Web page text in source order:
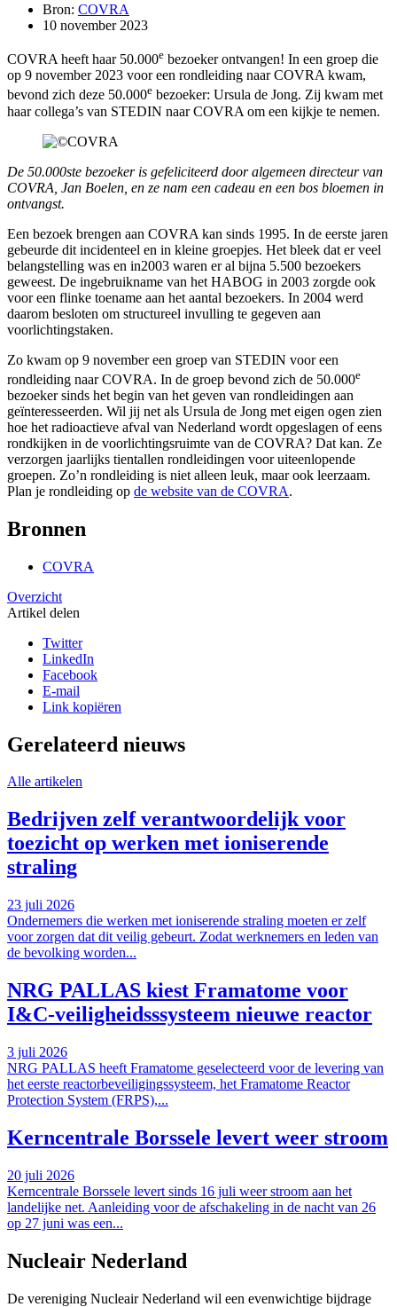
Bron: COVRA
10 november 2023
COVRA heeft haar 50.000e bezoeker ontvangen! In een groep die
op 9 november 2023 voor een rondleiding naar COVRA kwam,
bevond zich deze 50.000e bezoeker: Ursula de Jong. Zij kwam met
haar collega’s van STEDIN naar COVRA om een kijkje te nemen.
De 50.000ste bezoeker is gefeliciteerd door algemeen directeur van
COVRA, Jan Boelen, en ze nam een cadeau en een bos bloemen in
ontvangst.
Een bezoek brengen aan COVRA kan sinds 1995. In de eerste jaren
gebeurde dit incidenteel en in kleine groepjes. Het bleek dat er veel
belangstelling was en in2003 waren er al bijna 5.500 bezoekers
geweest. De ingebruikname van het HABOG in 2003 zorgde ook
voor een flinke toename aan het aantal bezoekers. In 2004 werd
daarom besloten om structureel invulling te gegeven aan
voorlichtingstaken.
Zo kwam op 9 november een groep van STEDIN voor een
rondleiding naar COVRA. In de groep bevond zich de 50.000e
bezoeker sinds het begin van het geven van rondleidingen aan
geïnteresseerden. Wil jij net als Ursula de Jong met eigen ogen zien
hoe het radioactieve afval van Nederland wordt opgeslagen of eens
rondkijken in de voorlichtingsruimte van de COVRA? Dat kan. Ze
verzorgen jaarlijks tientallen rondleidingen voor uiteenlopende
groepen. Zo’n rondleiding is niet alleen leuk, maar ook leerzaam.
Plan je rondleiding op de website van de COVRA.
Bronnen
COVRA
Overzicht
Artikel delen
Twitter
LinkedIn
Facebook
E-mail
Link kopiëren
Gerelateerd nieuws
Alle artikelen
Bedrijven zelf verantwoordelijk voor
toezicht op werken met ioniserende
straling
23 juli 2026
Ondernemers die werken met ioniserende straling moeten er zelf
voor zorgen dat dit veilig gebeurt. Zodat werknemers en leden van
de bevolking worden...
NRG PALLAS kiest Framatome voor
I&C-veiligheidsssysteem nieuwe reactor
3 juli 2026
NRG PALLAS heeft Framatome geselecteerd voor de levering van
het eerste reactorbeveiligingssysteem, het Framatome Reactor
Protection System (FRPS),...
Kerncentrale Borssele levert weer stroom
20 juli 2026
Kerncentrale Borssele levert sinds 16 juli weer stroom aan het
landelijke net. Aanleiding voor de afschakeling in de nacht van 26
op 27 juni was een...
Nucleair Nederland
De vereniging Nucleair Nederland wil een evenwichtige bijdrage